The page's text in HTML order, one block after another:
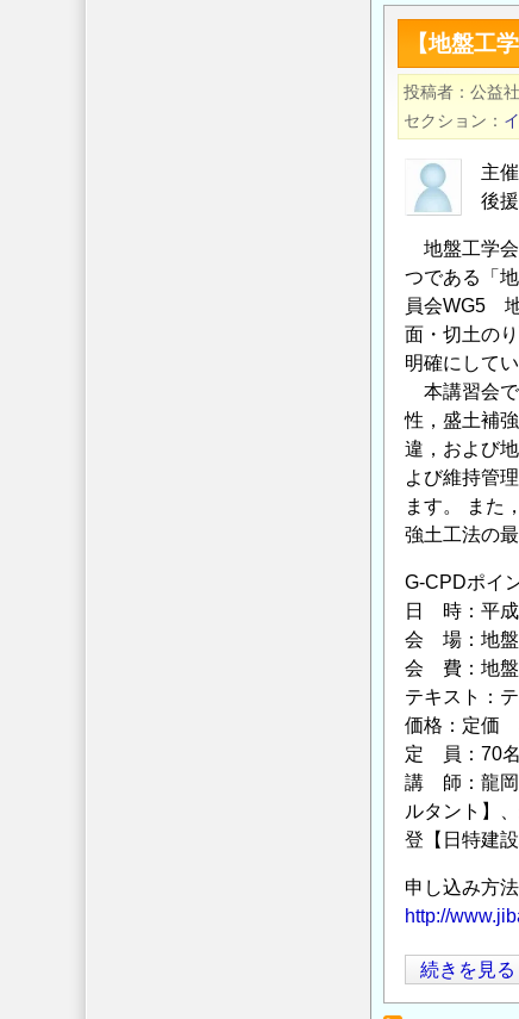
5
月
14
『盛
土
補
土
工
法
の
最
近
の
向
と
望
講
習
会』
開
催
の
お
知
ら
せ
の
【地盤工
投稿者 公益
セクション
主
後
地盤工学会
つである「
員会WG5
面・切土の
明確にして
本講習会で
性，盛土補
違，および
よび維持管
ます。 また
強土工法の
G-CPDポイ
日 時：平
会 場：地盤
会 費：地盤
テキスト：
価格：定価
定 員：70名
講 師：龍岡
ルタント】
登【日特建設
申し込み方
http://
【地
盤
続きを見る